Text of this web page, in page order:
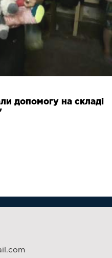
допомогу на складі